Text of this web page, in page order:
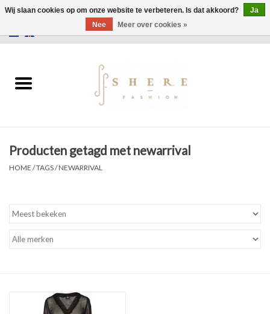
Jurken
Producten getagd met newarrival
HOME /TAGS/NEWARRIVAL
Wij slaan cookies op om onze website te verbeteren. Is dat akkoord?
Ja
Nee
Meer over cookies »